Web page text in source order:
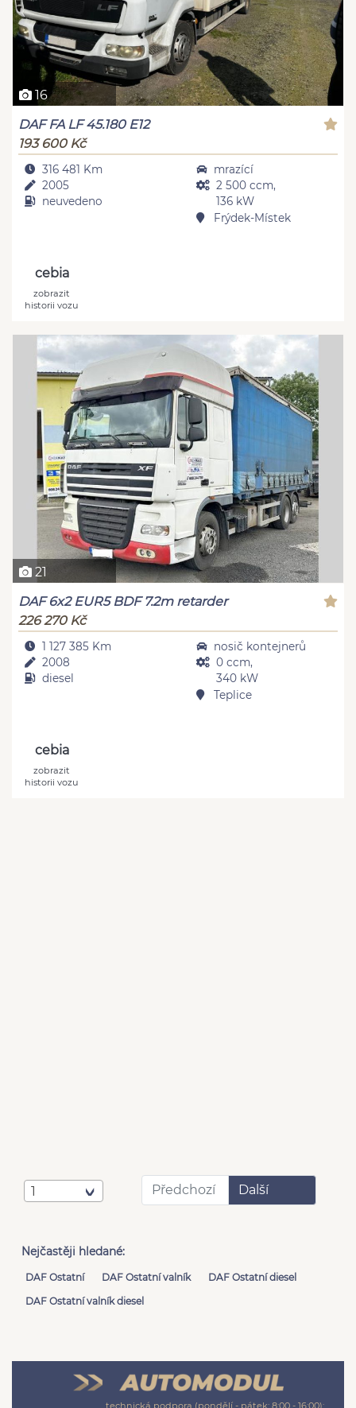
16
DAF FA LF 45.180 E12
193 600 Kč
316 481 Km
2005
neuvedeno
mrazící
2 500 ccm,
136 kW
Frýdek-Místek
cebia
zobrazit
historii vozu
21
DAF 6x2 EUR5 BDF 7.2m retarder
226 270 Kč
1 127 385 Km
2008
diesel
nosič kontejnerů
0 ccm,
340 kW
Teplice
cebia
zobrazit
historii vozu
1 Předchozí Další
Nejčastěji hledané:
DAF Ostatní DAF Ostatní valník
DAF Ostatní diesel
DAF Ostatní valník diesel
technická podpora (pondělí - pátek: 8:00 - 16:00):